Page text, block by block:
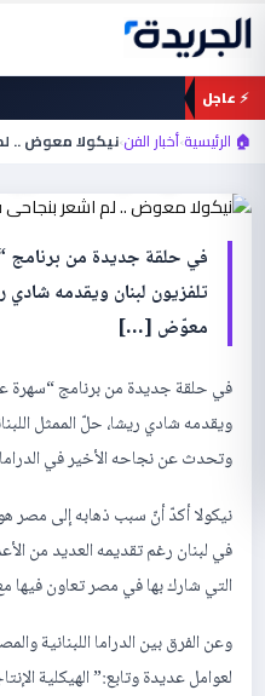
تخطي
المحتوى
⚡ عاجل
🏠 الرئيسية›أخبار الفن›نيكولا معوض ..
أخبار الفن
نيكولا معوض .. لم
في حلقة جديدة من
تلفزيون لبنان ويقدمه شادي
معوّض […]
في حلقة جديدة من برنامج “سهرة
ويقدمه شادي ريشا، حلّ الممثل
وتحدث عن نجاحه الأخير في
نيكولا أكدّ أنّ سبب ذهابه إلى مصر
في لبنان رغم تقديمه العديد من
التي شارك بها في مصر تعاون
وعن الفرق بين الدراما اللبنانية
لعوامل عديدة وتابع:” الهيكلية